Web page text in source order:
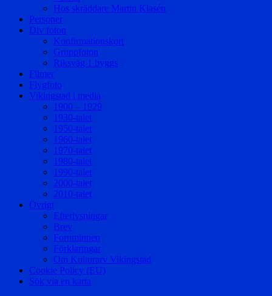
Hos skräddare Martin Klasén
Personer
Div foton
Konfirmationskort
Gruppfoton
Riksväg 1 byggs
Filmer
Flygfoto
Vikingstad i media
1900 – 1929
1930-talet
1950-talet
1960-talet
1970-talet
1980-talet
1990-talet
2000-talet
2010-talet
Övrigt
Efterlysningar
Brev
Fornminnen
Förklaringar
Om Kulturarv Vikingstad
Cookie Policy (EU)
Sök via en karta